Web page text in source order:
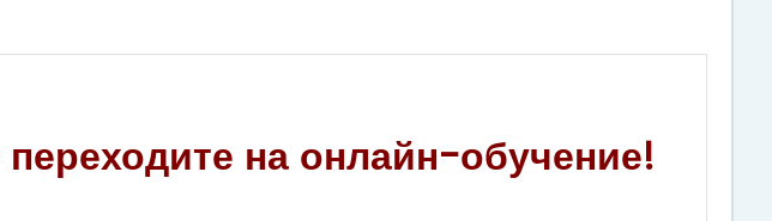
переходите на онлайн-обучение!